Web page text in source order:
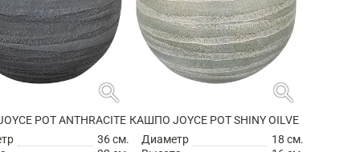
search
POT ANTHRACITE
36 см.
search
КАШПО JOYCE POT SHINY OILVE
Диаметр
18 см.